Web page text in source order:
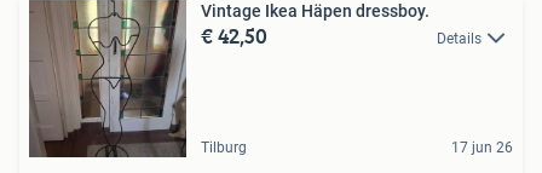
Vintage Ikea Häpen dressboy.
€ 42,50 Details
Tilburg 17 jun 26